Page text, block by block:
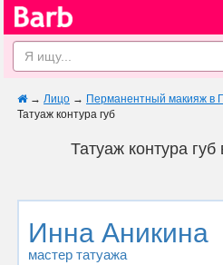
→ Лицо → Перманентный макияж в
Татуаж контура губ
Татуаж контура
Инна Аникина
мастер татуажа